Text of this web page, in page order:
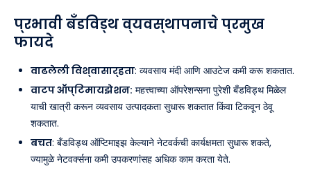
प्रभावी बँडविड्थ व्यवस्थापनाचे प्रमुख
फायदे
वाढलेली विश्वासार्हता: व्यवसाय मंदी आणि आउटेज कमी करू शकतात.
वाटप ऑप्टिमायझेशन: महत्त्वाच्या ऑपरेशन्सना पुरेशी बँडविड्थ मिळेल
याची खात्री करून व्यवसाय उत्पादकता सुधारू शकतात किंवा टिकवून ठेवू
शकतात.
बचत: बँडविड्थ ऑप्टिमाइझ केल्याने नेटवर्कची कार्यक्षमता सुधारू शकते,
ज्यामुळे नेटवर्क्सना कमी उपकरणांसह अधिक काम करता येते.